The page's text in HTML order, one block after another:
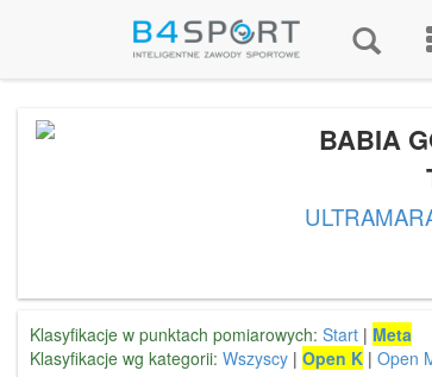
BABIA
Klasyfikacje w punktach pomiarowych: Start | Meta
Klasyfikacje wg kategorii: Wszyscy | Open K | Open